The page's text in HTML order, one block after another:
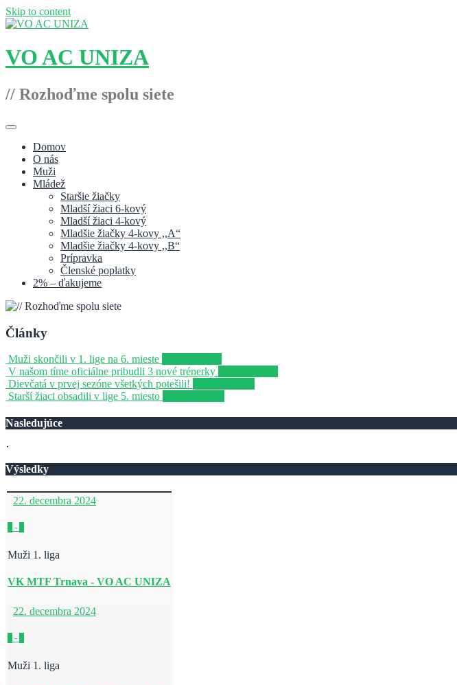
Skip to content
VO AC UNIZA
// Rozhoďme spolu siete
Domov
O nás
Muži
Mládež
Staršie žiačky
Mladší žiaci 6-kový
Mladší žiaci 4-kový
Mladšie žiačky 4-kovy ,,A“
Mladšie žiačky 4-kovy ,,B“
Prípravka
Členské poplatky
2% – ďakujeme
Články
Muži skončili v 1. lige na 6. mieste
V našom tíme oficiálne pribudli 3 nové trénerky
Dievčatá v prvej sezóne všetkých potešili!
Starší žiaci obsadili v lige 5. miesto
Nasledujúce
Výsledky
22. decembra 2024
-
Muži 1. liga
VK MTF Trnava - VO AC UNIZA
22. decembra 2024
-
Muži 1. liga